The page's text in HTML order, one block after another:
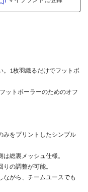
。1枚羽織るだけでフットボ
ットボーラーのためのオフ
みをプリントしたシンプル
総裏メッシュ仕様。
の調整が可能。
ながら、チームユースでも